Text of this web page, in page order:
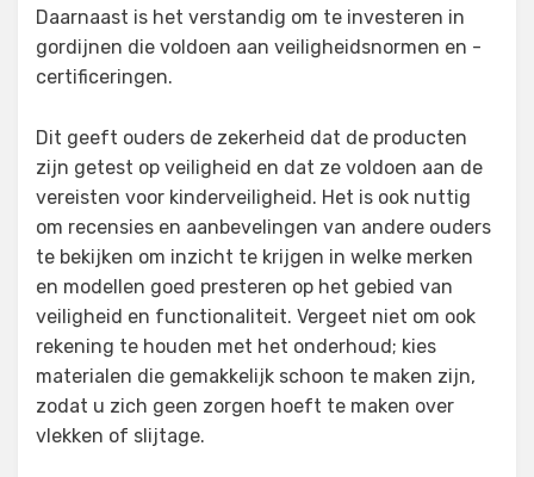
Daarnaast is het verstandig om te investeren in
gordijnen die voldoen aan veiligheidsnormen en -
certificeringen.
Dit geeft ouders de zekerheid dat de producten
zijn getest op veiligheid en dat ze voldoen aan de
vereisten voor kinderveiligheid. Het is ook nuttig
om recensies en aanbevelingen van andere ouders
te bekijken om inzicht te krijgen in welke merken
en modellen goed presteren op het gebied van
veiligheid en functionaliteit. Vergeet niet om ook
rekening te houden met het onderhoud; kies
materialen die gemakkelijk schoon te maken zijn,
zodat u zich geen zorgen hoeft te maken over
vlekken of slijtage.